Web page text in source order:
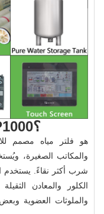
ما هو فلتر بريتا P1000؟
والمكاتب الصغيرة،
شرب أكثر نقاءً. يستخدم
الكلور والمعادن
والملوثات العضوية